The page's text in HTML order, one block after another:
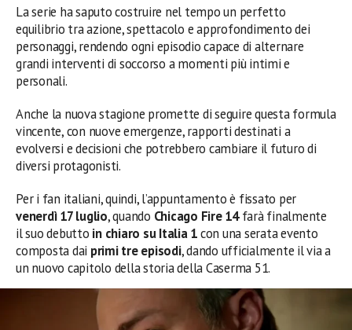
La serie ha saputo costruire nel tempo un perfetto
equilibrio tra azione, spettacolo e approfondimento dei
personaggi, rendendo ogni episodio capace di alternare
grandi interventi di soccorso a momenti più intimi e
personali.
Anche la nuova stagione promette di seguire questa formula
vincente, con nuove emergenze, rapporti destinati a
evolversi e decisioni che potrebbero cambiare il futuro di
diversi protagonisti.
Per i fan italiani, quindi, l’appuntamento è fissato per
venerdì 17 luglio, quando Chicago Fire 14farà finalmente
il suo debutto in chiaro su Italia 1con una serata evento
composta dai primi tre episodi, dando ufficialmente il via a
un nuovo capitolo della storia della Caserma 51.